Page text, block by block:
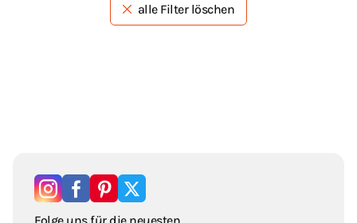
alle Filter löschen
Folge uns für die neuesten